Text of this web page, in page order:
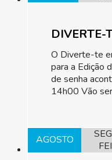
DIVERTE-
O Diverte-te
para a Edição
de senha
14h00 Vão
AGOSTO